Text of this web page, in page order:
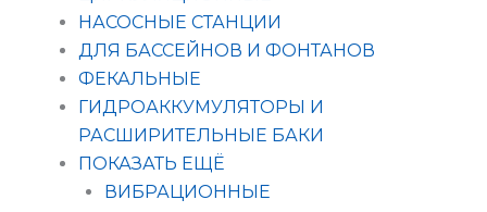
НАСОСНЫЕ СТАНЦИИ
ДЛЯ БАССЕЙНОВ И ФОНТАНОВ
ФЕКАЛЬНЫЕ
ГИДРОАККУМУЛЯТОРЫ И
РАСШИРИТЕЛЬНЫЕ БАКИ
ПОКАЗАТЬ ЕЩЁ
ВИБРАЦИОННЫЕ